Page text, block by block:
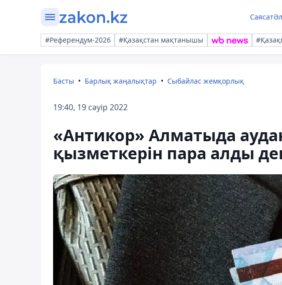
Саясат
#Референдум-2026 #Қазақстан мақтанышы
Басты Барлық жаңалықтар Сыбайлас жемқорлық
19:40, 19 сәуір 2022
«Антикор» Алматыда
қызметкерін пара алды